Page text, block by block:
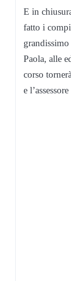
E in
fatto i
Paola, alle
corso
e